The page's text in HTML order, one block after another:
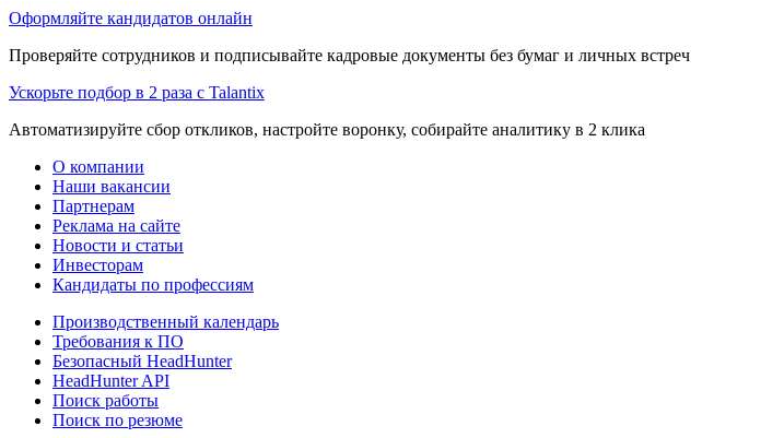
Оформляйте кандидатов онлайн
Проверяйте сотрудников и подписывайте кадровые документы без бумаг и личных встреч
Ускорьте подбор в 2 раза с Talantix
Автоматизируйте сбор откликов, настройте воронку, собирайте аналитику в 2 клика
О компании
Наши вакансии
Партнерам
Реклама на сайте
Новости и статьи
Инвесторам
Кандидаты по профессиям
Производственный календарь
Требования к ПО
Безопасный HeadHunter
HeadHunter API
Поиск работы
Поиск по резюме